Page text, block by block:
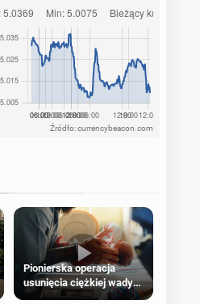
Źródło: currencybeacon.com
Pionierska operacja
usunięcia ciężkiej wady
wrodzonej płodu w łonie